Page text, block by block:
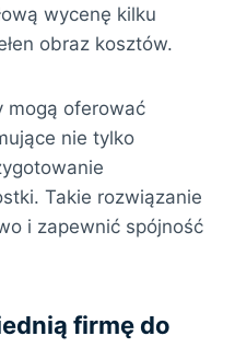
wycenę kilku
obraz kosztów.
mogą oferować
nie tylko
Takie rozwiązanie
i zapewnić spójność
firmę do